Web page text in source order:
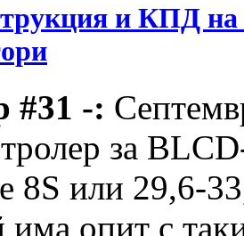
и КПД на
#31 -:
за
8S или 29,6-
опит с